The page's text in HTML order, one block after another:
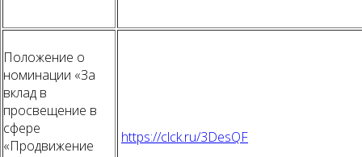
Положение о
номинации «За
вклад в
просвещение в
сфере
«Продвижение
https://clck.ru/3DesQF